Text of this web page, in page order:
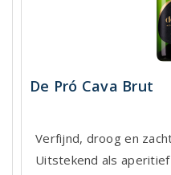
De Pró Cava Brut
Verfijnd, droog en
Uitstekend als aperitief